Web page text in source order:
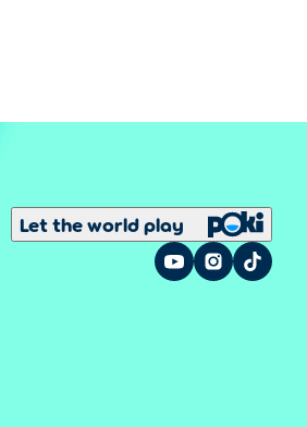
Let the world play